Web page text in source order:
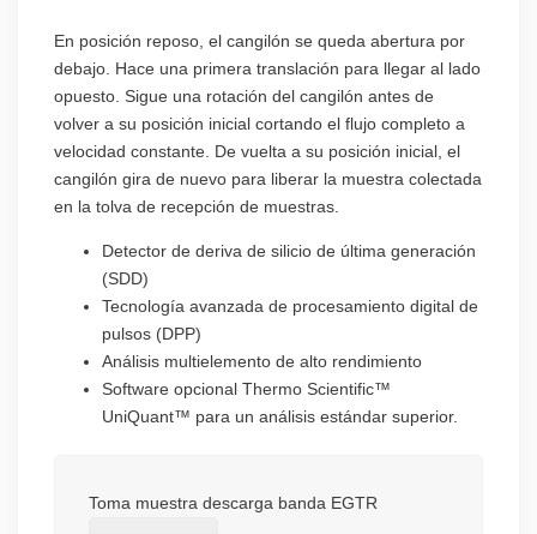
En posición reposo, el cangilón se queda abertura por
debajo. Hace una primera translación para llegar al lado
opuesto. Sigue una rotación del cangilón antes de
volver a su posición inicial cortando el flujo completo a
velocidad constante. De vuelta a su posición inicial, el
cangilón gira de nuevo para liberar la muestra colectada
en la tolva de recepción de muestras.
Detector de deriva de silicio de última generación
(SDD)
Tecnología avanzada de procesamiento digital de
pulsos (DPP)
Análisis multielemento de alto rendimiento
Software opcional Thermo Scientific™
UniQuant™ para un análisis estándar superior.
Toma muestra descarga banda EGTR